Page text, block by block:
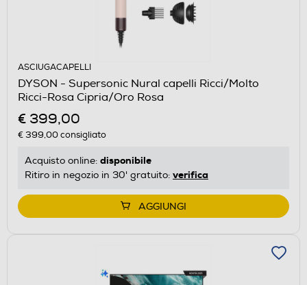
ASCIUGACAPELLI
DYSON - Supersonic Nural capelli Ricci/Molto
Ricci-Rosa Cipria/Oro Rosa
€ 399,00
€ 399,00consigliato
Acquisto online: disponibile
Ritiro in negozio in 30' gratuito: verifica
AGGIUNGI